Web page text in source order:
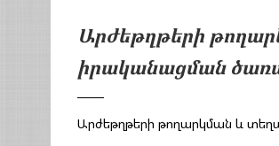
Արժեթղթերի
իրականացման
Արժեթղթերի թողարկման և